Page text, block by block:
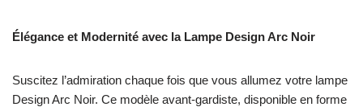
Élégance et Modernité avec la Lampe Design Arc Noir
Suscitez l’admiration chaque fois que vous allumez votre lampe
Design Arc Noir. Ce modèle avant-gardiste, disponible en forme